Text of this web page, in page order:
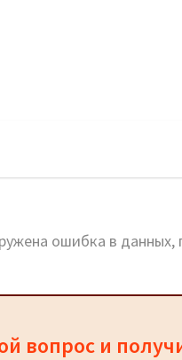
ошибка в
вопрос и